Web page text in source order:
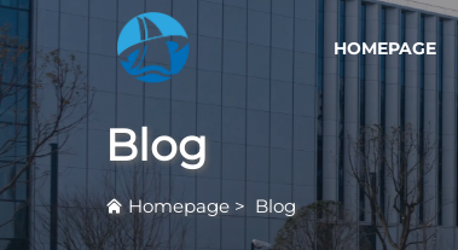
HOMEPAGE
Blog
Homepage > Blog